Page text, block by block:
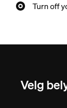
Turn off
Velg